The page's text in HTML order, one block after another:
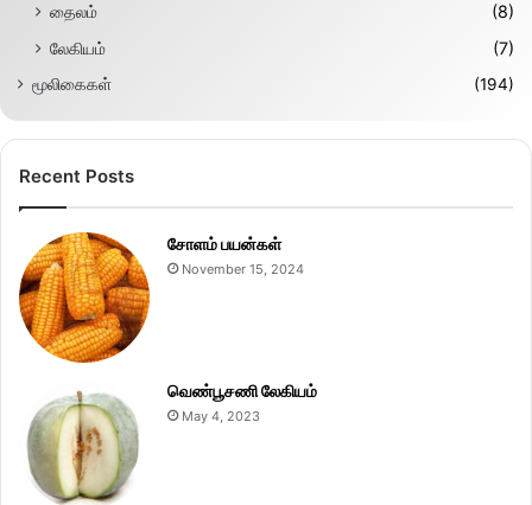
தைலம்
(8)
லேகியம்
(7)
மூலிகைகள் (194)
Recent Posts
சோளம் பயன்கள்
November 15, 2024
வெண்பூசணி லேகியம்
May 4, 2023